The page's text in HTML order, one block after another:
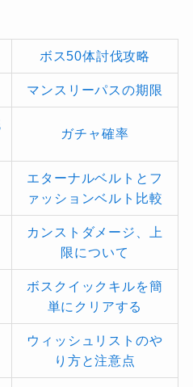
ボス50体討伐攻略
マンスリーパスの期限
ガチャ確率
エターナルベルトとフ
ァッションベルト比較
カンストダメージ、上
限について
ボスクイックキルを簡
単にクリアする
ウィッシュリストのや
り方と注意点